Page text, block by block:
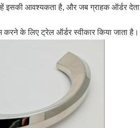
इसकी आवश्यकता है, और जब ग्राहक ऑर्डर देता
के लिए ट्रेल ऑर्डर स्वीकार किया जाता है।